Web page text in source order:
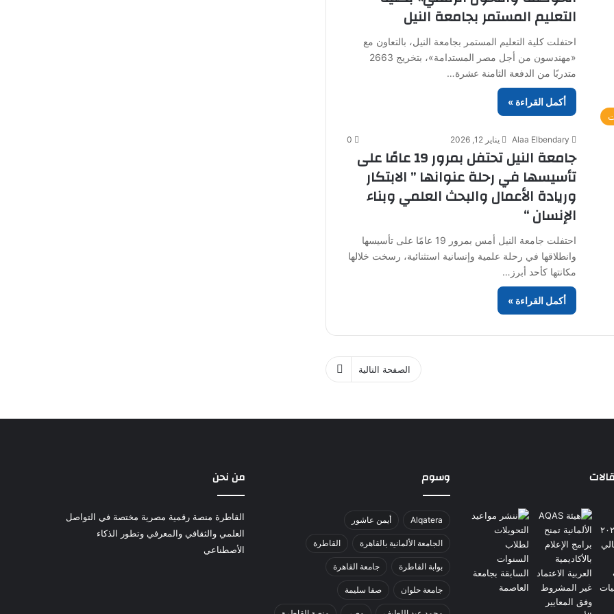
التعليم المستمر بجامعة النيل
احتفلت كلية التعليم المستمر بجامعة النيل، بالتعاون مع
«مهندسون من أجل مصر المستدامة»، بتخريج 2663
متدربًا من الدفعة الثامنة عشرة…
أكمل القراءة »
Alaa Elbendary يناير 12, 2026 0
جامعة النيل تحتفل بمرور 19 عامًا على
تأسيسها في رحلة عنوانها ” الابتكار
وريادة الأعمال والبحث العلمي وبناء
الإنسان “
احتفلت جامعة النيل أمس بمرور 19 عامًا على تأسيسها
وانطلاقها في رحلة علمية وإنسانية استثنائية، رسخت خلالها
مكانتها كأحد أبرز…
أكمل القراءة »
الصفحة التالية
وسوم
Alqatera أيمن عاشور
الجامعة الألمانية بالقاهرة القاطرة
بوابة القاطرة جامعة القاهرة
جامعة حلوان صفا سليمة
من نحن
القاطرة منصة رقمية مصرية مختصة في التواصل
العلمي والثقافي والمعرفي وتطور الذكاء
الأصطناعي